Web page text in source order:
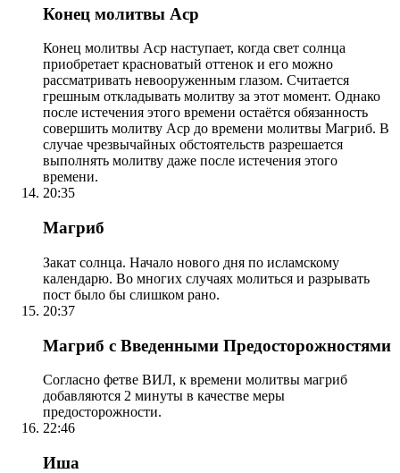
Конец молитвы Аср
Конец молитвы Аср наступает, когда свет солнца
приобретает красноватый оттенок и его можно
рассматривать невооруженным глазом. Считается
грешным откладывать молитву за этот момент. Однако
после истечения этого времени остаётся обязанность
совершить молитву Аср до времени молитвы Магриб. В
случае чрезвычайных обстоятельств разрешается
выполнять молитву даже после истечения этого
времени.
20:35
Магриб
Закат солнца. Начало нового дня по исламскому
календарю. Во многих случаях молиться и разрывать
пост было бы слишком рано.
20:37
Магриб с Введенными Предосторожностями
Согласно фетве ВИЛ, к времени молитвы магриб
добавляются 2 минуты в качестве меры
предосторожности.
22:46
Иша